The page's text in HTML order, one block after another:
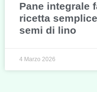
Pane integrale
ricetta
semi di lino
4 Marzo 2026